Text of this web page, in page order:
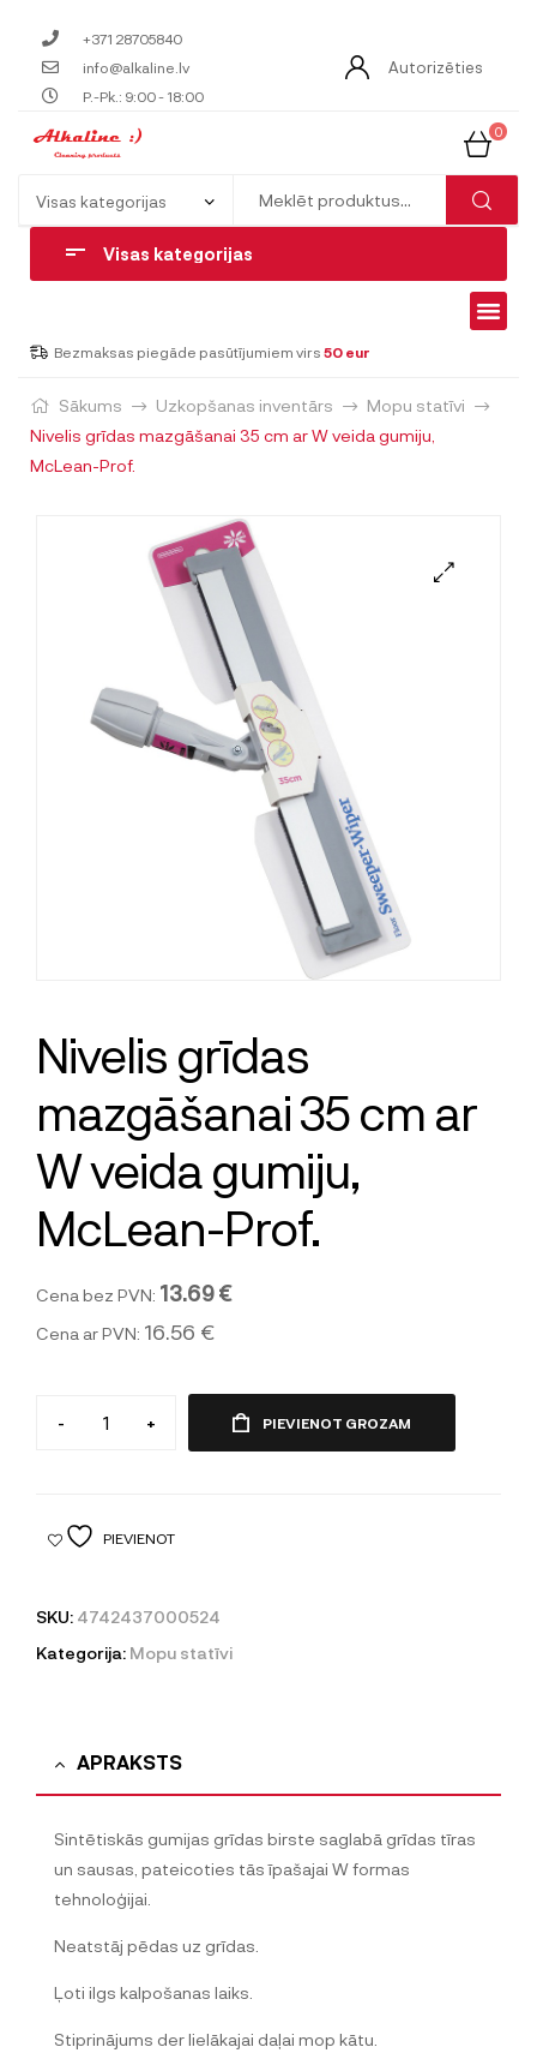
+371 28705840
info@alkaline.lv
P.-Pk.: 9:00 - 18:00
Autorizēties
0
Visas kategorijas
Bezmaksas piegāde pasūtījumiem virs 50 eur
Sākums Uzkopšanas inventārs
Mopu statīvi
Nivelis grīdas mazgāšanai 35 cm ar W veida gumiju,
McLean-Prof.
Nivelis grīdas
mazgāšanai 35 cm ar
W veida gumiju,
McLean-Prof.
Cena bez PVN: 13.69 €
Cena ar PVN: 16.56 €
- + PIEVIENOT GROZAM
PIEVIENOT
SKU: 4742437000524
Kategorija: Mopu statīvi
APRAKSTS
Sintētiskās gumijas grīdas birste saglabā grīdas tīras
un sausas, pateicoties tās īpašajai W formas
tehnoloģijai.
Neatstāj pēdas uz grīdas.
Ļoti ilgs kalpošanas laiks.
Stiprinājums der lielākajai daļai mop kātu.